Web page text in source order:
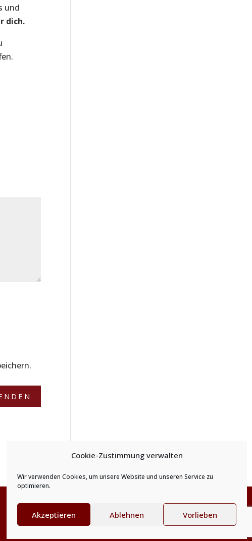
Cookie-Zustimmung verwalten
Wir verwenden Cookies, um unsere Website und unseren Service zu
optimieren.
Akzeptieren Ablehnen Vorlieben
und
dich.